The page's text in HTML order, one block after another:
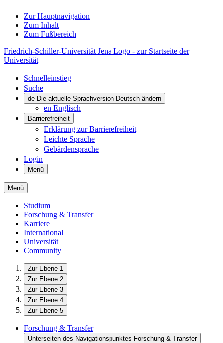
Zur Hauptnavigation
Zum Inhalt
Zum Fußbereich
Friedrich-Schiller-Universität Jena Logo - zur Startseite der
Universität
Schnelleinstieg
Suche
de Die aktuelle Sprachversion Deutsch ändern
en Englisch
Barrierefreiheit
Erklärung zur Barrierefreiheit
Leichte Sprache
Gebärdensprache
Login
Menü
Menü
Studium
Forschung & Transfer
Karriere
International
Universität
Community
Zur Ebene 1
Zur Ebene 2
Zur Ebene 3
Zur Ebene 4
Zur Ebene 5
Forschung & Transfer
Unterseiten des Navigationspunktes Forschung & Transfer